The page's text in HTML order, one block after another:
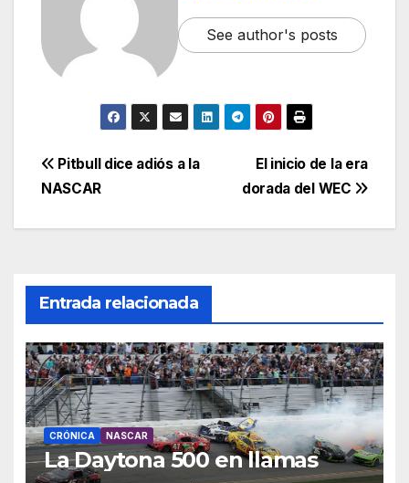
See author's posts
El inicio de la era
dorada del WEC
Pitbull dice adiós a la
NASCAR
Entrada relacionada
CRÓNICA NASCAR
La Daytona 500 en llamas